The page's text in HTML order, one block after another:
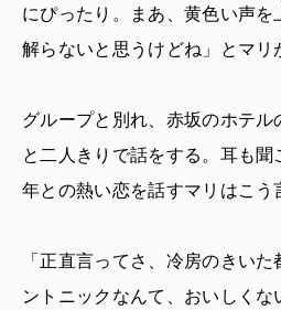
にぴったり。まあ、黄色い声
解らないと思うけどね」とマリ
グループと別れ、赤坂のホテル
と二人きりで話をする。耳も
年との熱い恋を話すマリはこう
「正直言ってさ、冷房のきい
ントニックなんて、おいしくな